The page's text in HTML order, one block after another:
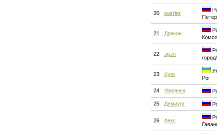
20 warrier
21 Дракон
22 эрэя
23 Kym
Рог
24 Мирянка
25 Демиург
26 Аякс